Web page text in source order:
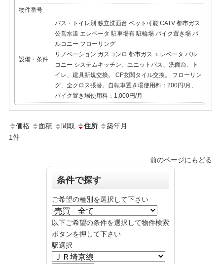
物件番号
設備・条件
バス・トイレ別 独立洗面台 ペット可能 CATV 都市ガス
公営水道 エレベータ 駐車場有 駐輪場 バイク置き場 バ
ルコニー フローリング
リノベーション ガスコンロ 都市ガス エレベータ バル
コニー システムキッチン、ユニットバス、洗面台、ト
イレ、建具新規交換。 CF玄関タイル交換。 フローリン
グ、全クロス張替。自転車置き場使用料：200円/月、
バイク置き場使用料：1,000円/月
価格 面積 間取 住所
築年月
1件
前のページにもどる
条件で探す
ご希望の種別を選択して下さい
以下ご希望の条件を選択して物件検索
ボタンを押して下さい
駅選択